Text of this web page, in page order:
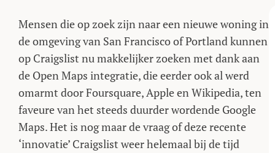
Mensen die op zoek zijn naar een nieuwe woning in
de omgeving van San Francisco of Portland kunnen
op Craigslist nu makkelijker zoeken met dank aan
de Open Maps integratie, die eerder ook al werd
omarmt door Foursquare, Apple en Wikipedia, ten
faveure van het steeds duurder wordende Google
Maps. Het is nog maar de vraag of deze recente
‘innovatie’ Craigslist weer helemaal bij de tijd